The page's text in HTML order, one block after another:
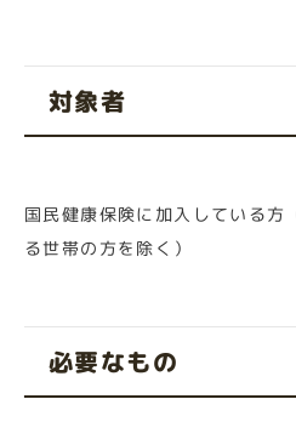
対象者
国民健康保険に加入している方
る世帯の方を除く）
必要なもの